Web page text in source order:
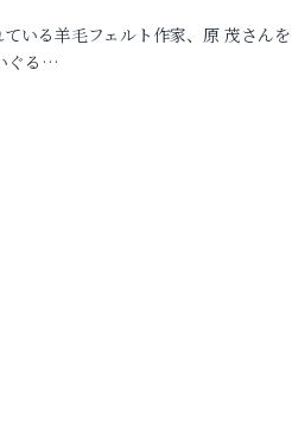
いる羊毛フェルト作家、原 茂さん
ぐる…